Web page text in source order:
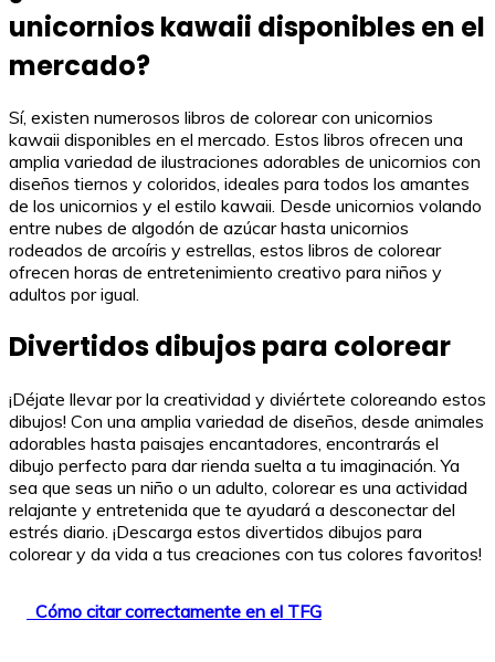
unicornios kawaii disponibles en el
mercado?
Sí, existen numerosos libros de colorear con unicornios
kawaii disponibles en el mercado. Estos libros ofrecen una
amplia variedad de ilustraciones adorables de unicornios con
diseños tiernos y coloridos, ideales para todos los amantes
de los unicornios y el estilo kawaii. Desde unicornios volando
entre nubes de algodón de azúcar hasta unicornios
rodeados de arcoíris y estrellas, estos libros de colorear
ofrecen horas de entretenimiento creativo para niños y
adultos por igual.
Divertidos dibujos para colorear
¡Déjate llevar por la creatividad y diviértete coloreando estos
dibujos! Con una amplia variedad de diseños, desde animales
adorables hasta paisajes encantadores, encontrarás el
dibujo perfecto para dar rienda suelta a tu imaginación. Ya
sea que seas un niño o un adulto, colorear es una actividad
relajante y entretenida que te ayudará a desconectar del
estrés diario. ¡Descarga estos divertidos dibujos para
colorear y da vida a tus creaciones con tus colores favoritos!
Cómo citar correctamente en el TFG